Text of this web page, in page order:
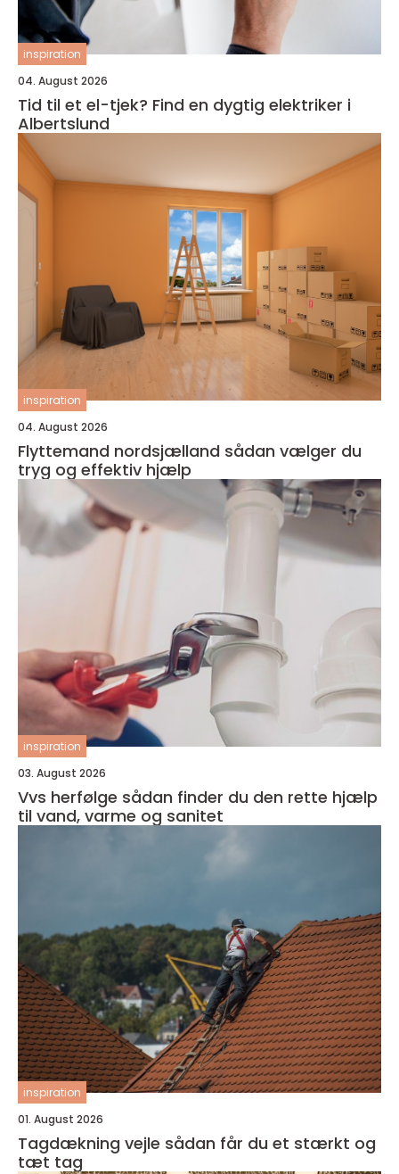
inspiration
04. August 2026
Tid til et el-tjek? Find en dygtig elektriker i
Albertslund
inspiration
04. August 2026
Flyttemand nordsjælland sådan vælger du
tryg og effektiv hjælp
inspiration
03. August 2026
Vvs herfølge sådan finder du den rette hjælp
til vand, varme og sanitet
inspiration
01. August 2026
Tagdækning vejle sådan får du et stærkt og
tæt tag